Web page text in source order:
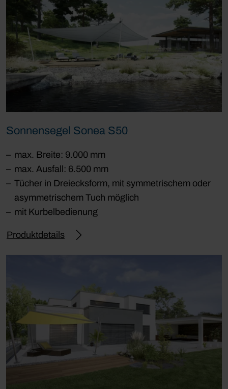
Sonnensegel Sonea S50
max. Breite: 9.000 mm
max. Ausfall: 6.500 mm
Tücher in Dreiecksform, mit symmetrischem oder
asymmetrischem Tuch möglich
mit Kurbelbedienung
Produktdetails